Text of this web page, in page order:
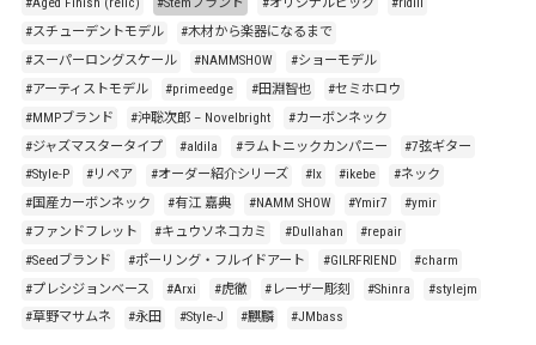
#Aged Finish (relic)
#Stemブランド #オリジナルピック
#ridill
#スチューデントモデル
#木材から楽器になるまで
#スーパーロングスケール
#NAMMSHOW
#ショーモデル
#アーティストモデル
#primeedge #田淵智也
#セミホロウ
#MMPブランド
#沖聡次郎 – Novelbright
#カーボンネック
#ジャズマスタータイプ
#aldila #ラムトニックカンパニー
#7弦ギター
#Style-P
#リペア #オーダー紹介シリーズ #lx #ikebe
#ネック
#国産カーボンネック
#有江 嘉典 #NAMM SHOW #Ymir7
#ymir
#ファンドフレット
#キュウソネコカミ #Dullahan
#repair
#Seedブランド
#ポーリング・フルイドアート #GILRFRIEND
#charm
#プレシジョンベース
#Arxi #虎徹 #レーザー彫刻 #Shinra
#stylejm
#草野マサムネ
#永田 #Style-J #麒麟 #JMbass